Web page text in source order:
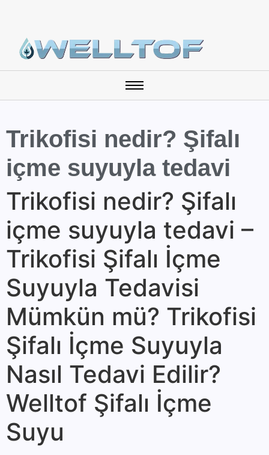
Trikofisi nedir? Şifalı
içme suyuyla tedavi
Trikofisi nedir? Şifalı
içme suyuyla tedavi –
Trikofisi Şifalı İçme
Suyuyla Tedavisi
Mümkün mü? Trikofisi
Şifalı İçme Suyuyla
Nasıl Tedavi Edilir?
Welltof Şifalı İçme
Suyu